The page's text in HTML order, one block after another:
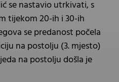
se nastavio utrkivati, s
tijekom 20-ih i 30-ih
se predanost počela
na postolju (3. mjesto)
na postolju došla je